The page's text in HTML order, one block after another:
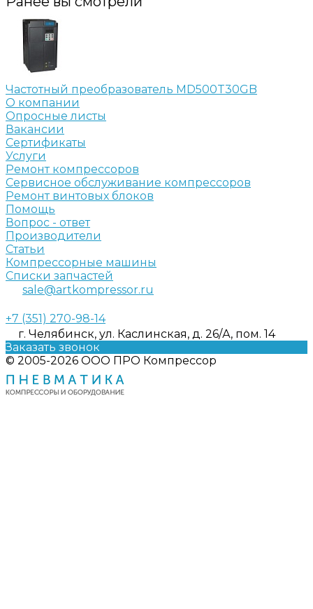
Частотный преобразователь MD500T30GB
О компании
Опросные листы
Вакансии
Сертификаты
Услуги
Ремонт компрессоров
Сервисное обслуживание компрессоров
Ремонт винтовых блоков
Помощь
Вопрос - ответ
Производители
Статьи
Компрессорные машины
Списки запчастей
sale@artkompressor.ru
+7 (351) 270-98-14
г. Челябинск, ул. Каслинская, д. 26/А, пом. 14
Заказать звонок
© 2005-2026 ООО ПРО Компрессор